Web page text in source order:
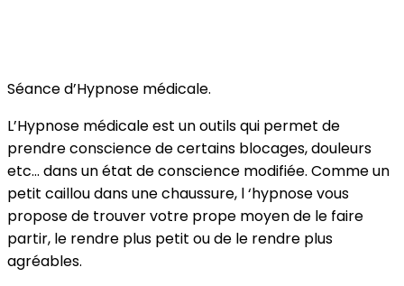
Séance d’Hypnose médicale.
L’Hypnose médicale est un outils qui permet de
prendre conscience de certains blocages, douleurs
etc… dans un état de conscience modifiée. Comme un
petit caillou dans une chaussure, l ‘hypnose vous
propose de trouver votre prope moyen de le faire
partir, le rendre plus petit ou de le rendre plus
agréables.